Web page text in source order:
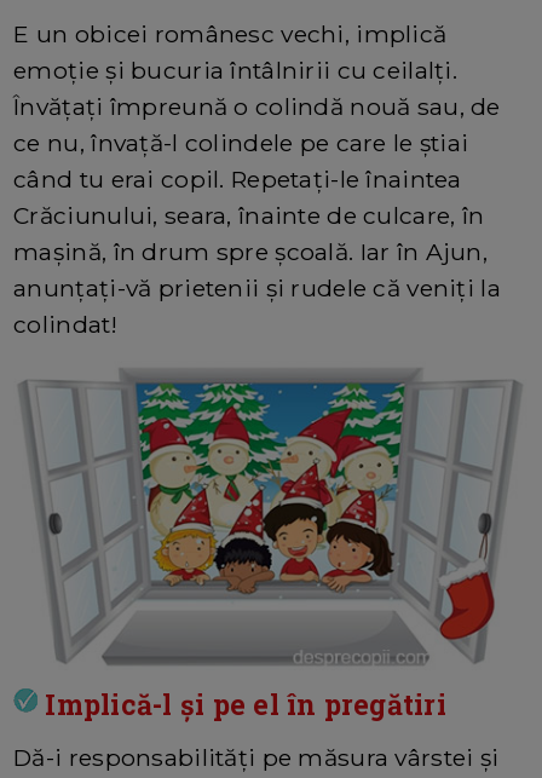
E un obicei românesc vechi, implică
emoție și bucuria întâlnirii cu ceilalți.
Învățați împreună o colindă nouă sau, de
ce nu, învață-l colindele pe care le știai
când tu erai copil. Repetați-le înaintea
Crăciunului, seara, înainte de culcare, în
mașină, în drum spre școală. Iar în Ajun,
anunțați-vă prietenii și rudele că veniți la
colindat!
Implică-l și pe el în pregătiri
Dă-i responsabilități pe măsura vârstei și